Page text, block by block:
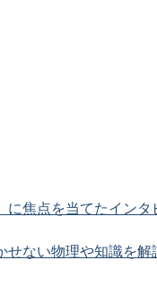
に焦点を当てたインタ
せない物理や知識を解